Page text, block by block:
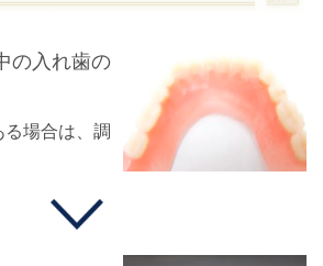
の入れ歯の
場合は、調